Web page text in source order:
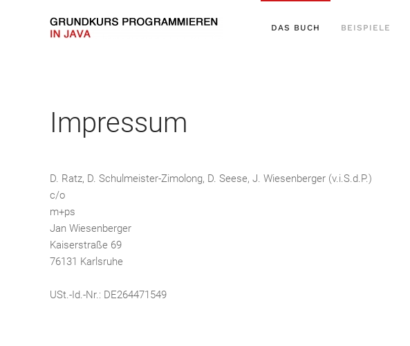
DAS BUCH BEISPIELE
Impressum
D. Ratz, D. Schulmeister-Zimolong, D. Seese, J. Wiesenberger (v.i.S.d.P.)
c/o
m+ps
Jan Wiesenberger
Kaiserstraße 69
76131 Karlsruhe
USt.-Id.-Nr.: DE264471549